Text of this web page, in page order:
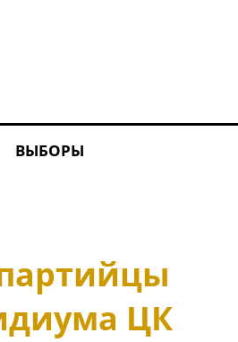
ВЫБОРЫ
ЦК